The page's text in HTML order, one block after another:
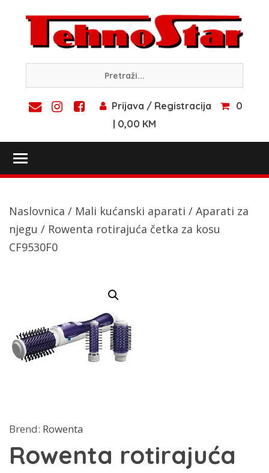
content
Prijava / Registracija
0
| 0,00 KM
Naslovnica / Mali kućanski aparati / Aparati za
njegu / Rowenta rotirajuća četka za kosu
CF9530F0
Brend: Rowenta
Rowenta rotirajuća